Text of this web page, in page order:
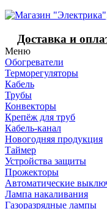
Доставка и
Меню
Обогреватели
Терморегуляторы
Кабель
Трубы
Конвекторы
Крепёж для труб
Кабель-канал
Новогодняя продукция
Таймер
Устройства защиты
Прожекторы
Автоматические
Лампа накаливания
Газоразрядные лампы